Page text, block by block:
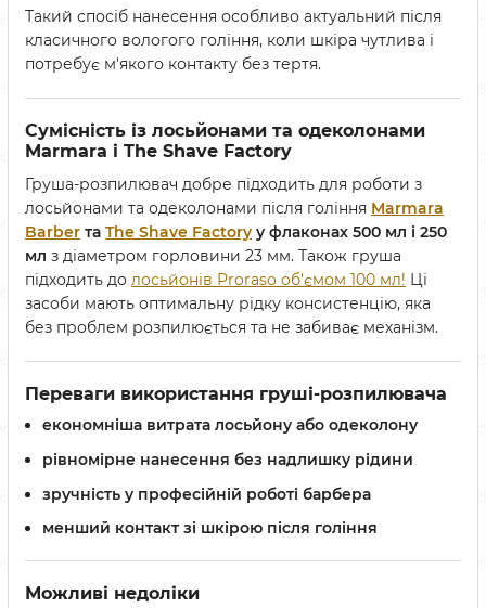
Такий спосіб нанесення особливо актуальний після
класичного вологого гоління, коли шкіра чутлива і
потребує м'якого контакту без тертя.
Сумісність із лосьйонами та одеколонами
Marmara і The Shave Factory
Груша-розпилювач добре підходить для роботи з
лосьйонами та одеколонами після гоління Marmara
Barber та The Shave Factory у флаконах 500 мл і 250
мл з діаметром горловини 23 мм. Також груша
підходить до лосьйонів Proraso об'ємом 100 мл! Ці
засоби мають оптимальну рідку консистенцію, яка
без проблем розпилюється та не забиває механізм.
Переваги використання груші-розпилювача
економніша витрата лосьйону або одеколону
рівномірне нанесення без надлишку рідини
зручність у професійній роботі барбера
менший контакт зі шкірою після гоління
Можливі недоліки